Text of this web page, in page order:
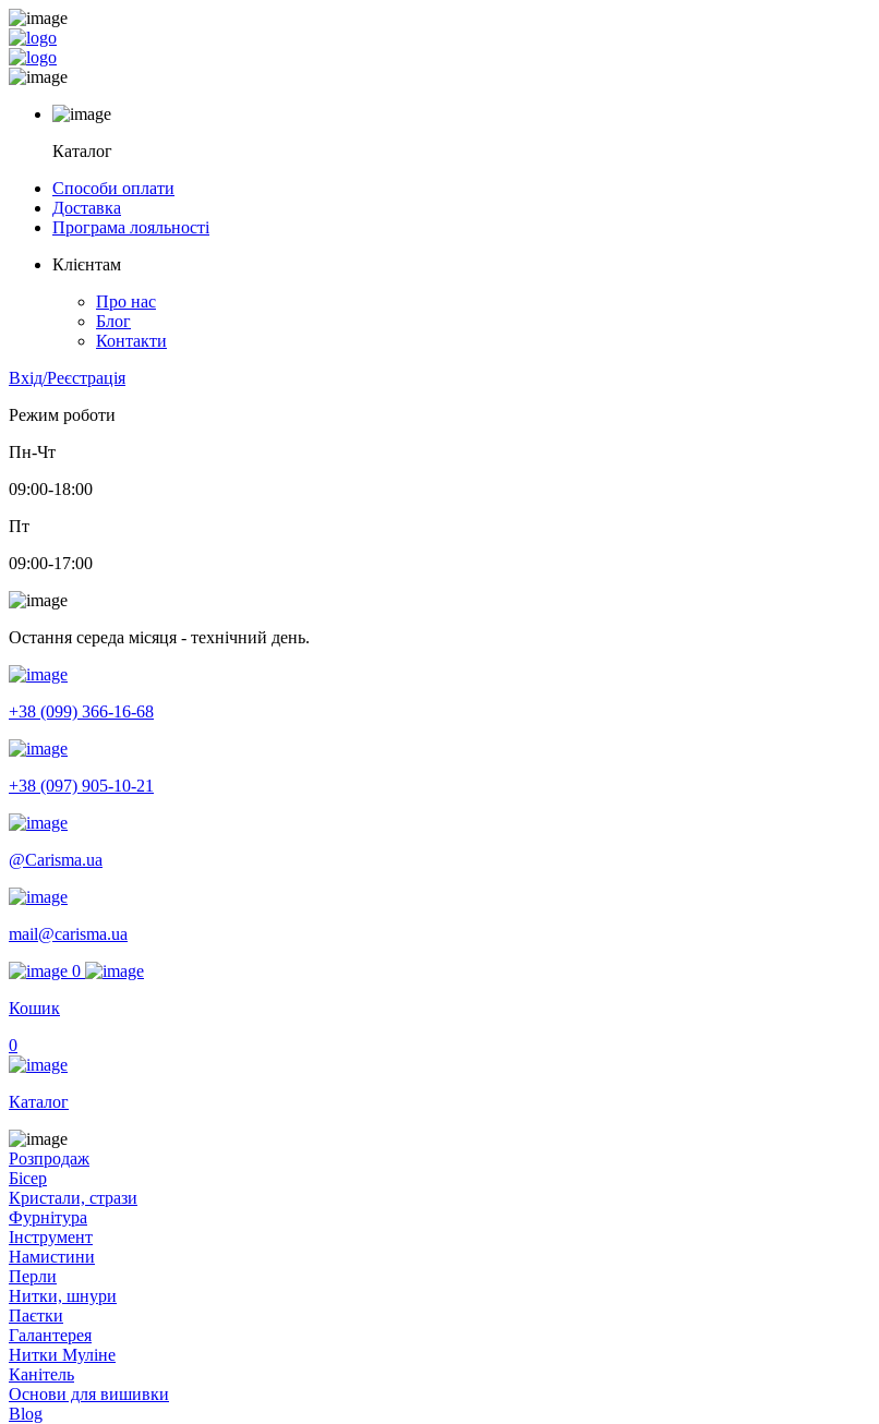
Каталог
Способи оплати
Доставка
Програма лояльності
Клієнтам
Про нас
Блог
Контакти
Вхід/Реєстрація
Режим роботи
Пн-Чт
09:00-18:00
Пт
09:00-17:00
Остання середа місяця - технічний день.
+38 (099) 366-16-68
+38 (097) 905-10-21
@Carisma.ua
mail@carisma.ua
0
Кошик
0
Каталог
Розпродаж
Бісер
Кристали, стрази
Фурнітура
Інструмент
Намистини
Перли
Нитки, шнури
Паєтки
Галантерея
Нитки Муліне
Канітель
Основи для вишивки
Blog